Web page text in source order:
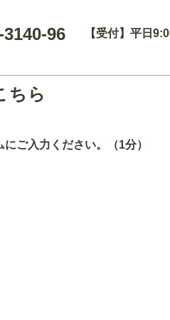
3140-96 【受付】平日
ちら
ご入力ください。（1分）